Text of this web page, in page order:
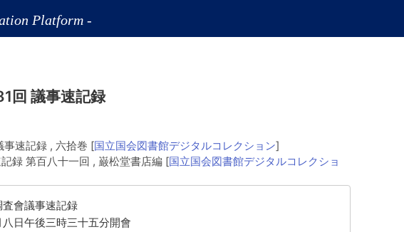
Platform -
回 議事速記録
事速記録 , 六拾巻 [国立国会図書館デジタルコレクション]
録 第百八十一回 , 巌松堂書店編 [国立国会図書館デジタルコレクショ
會議事速記録
日午後三時三十五分開會